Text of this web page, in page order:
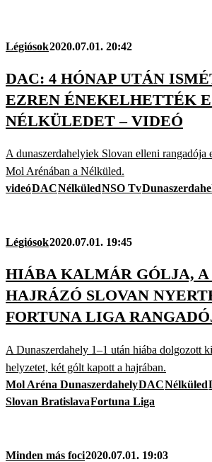
Légiósok2020.07.01. 20:42
DAC: 4 HÓNAP UTÁN
EZREN ÉNEKELHETTÉK
NÉLKÜLEDET – VIDEÓ
A dunaszerdahelyiek Slovan elleni rangadója
Mol Arénában a Nélküled.
videóDACNélküledNSO Tv
Légiósok2020.07.01. 19:45
HIÁBA KALMÁR GÓLJA, A
HAJRÁZÓ SLOVAN
FORTUNA LIGA
A Dunaszerdahely 1–1 után hiába dolgozott
helyzetet, két gólt kapott a hajrában.
Mol Aréna DunaszerdahelyDACNélküled
Slovan BratislavaFortuna Liga
Minden más foci2020.07.01. 19:03